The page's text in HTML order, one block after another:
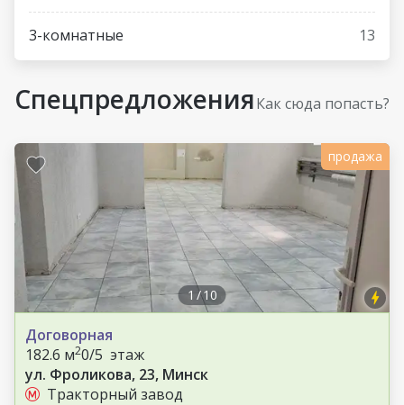
3-комнатные 13
СпецпредложенияКак сюда попасть?
1 /10
продажа
Договорная
182.6 м20/5 этаж
ул. Фроликова, 23, Минск
Тракторный завод